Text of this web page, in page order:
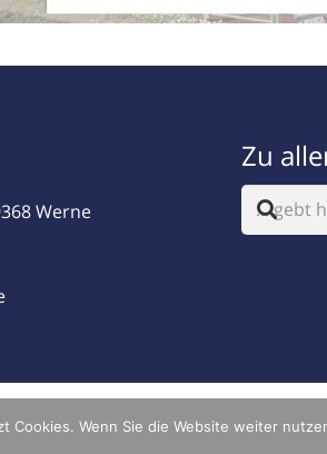
Werne
Zu
Cookies. Wenn Sie die Website weiter